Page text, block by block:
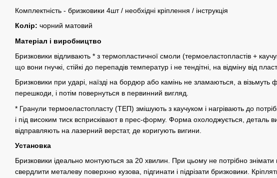
Комплектність - бризковики 4шт / необхідні кріплення / інструкція
Колір: чорний матовий
Матеріал і виробництво
Бризковики відливають * з термопластичної смоли (термоеластопластів +
що вони гнучкі, стійкі до перепадів температур і не тендітні, на відміну від
Бризковики при ударі, наїзді на бордюр або камінь не зламаються, а візьмуть
перешкоди, і потім повернуться в первинний вигляд.
* Гранули термоеластопласту (ТЕП) змішують з каучуком і нагрівають до
і під високим тиск всприсківают в прес-форму. Форма охолоджується, деталь
відправляють на лазерний верстат, де коригують вигини.
Установка
Бризковики ідеально монтуються за 20 хвилин. При цьому не потрібно знімати
свердлити металеву поверхню кузова, підгинати і підрізати бризковики.